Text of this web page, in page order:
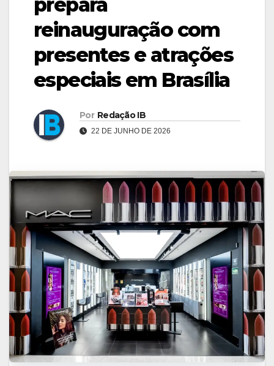
reinauguração com
presentes e atrações
especiais em Brasília
Por Redação IB
22 DE JUNHO DE 2026